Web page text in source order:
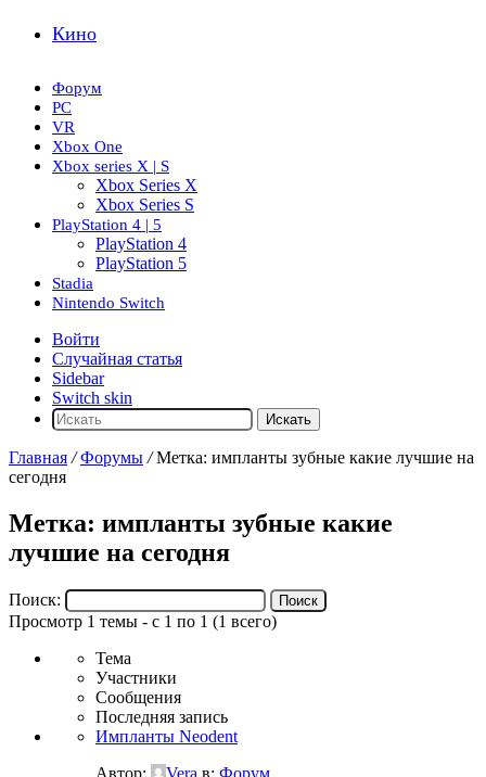
Кино
Форум
PC
VR
Xbox One
Xbox series X | S
Xbox Series X
Xbox Series S
PlayStation 4 | 5
PlayStation 4
PlayStation 5
Stadia
Nintendo Switch
Войти
Случайная статья
Sidebar
Switch skin
Искать
Главная / Форумы / Метка: импланты зубные какие лучшие на
сегодня
Метка: импланты зубные какие
лучшие на сегодня
Поиск:
Просмотр 1 темы - с 1 по 1 (1 всего)
Тема
Участники
Сообщения
Последняя запись
Импланты Neodent
Автор:
Vera в: Форум